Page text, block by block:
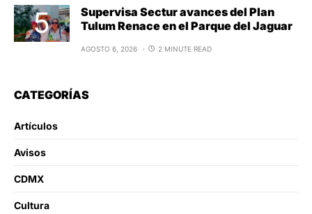
Supervisa Sectur avances del Plan
Tulum Renace en el Parque del Jaguar
AGOSTO 6, 2026 2 MINUTE READ
CATEGORÍAS
Artículos
Avisos
CDMX
Cultura